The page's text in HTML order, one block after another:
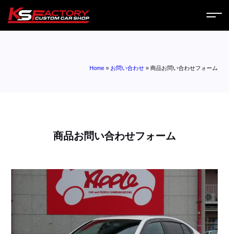
営業日
お問い合わせ
採用情報
Home » お問い合わせ »商品お問い合わせフォーム
商品お問い合わせフォーム